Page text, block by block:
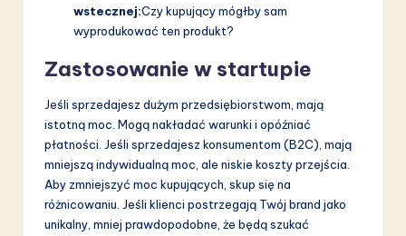
wstecznej:Czy kupujący mógłby sam
wyprodukować ten produkt?
Zastosowanie w startupie
Jeśli sprzedajesz dużym przedsiębiorstwom, mają
istotną moc. Mogą nakładać warunki i opóźniać
płatności. Jeśli sprzedajesz konsumentom (B2C), mają
mniejszą indywidualną moc, ale niskie koszty przejścia.
Aby zmniejszyć moc kupujących, skup się na
różnicowaniu. Jeśli klienci postrzegają Twój brand jako
unikalny, mniej prawdopodobne, że będą szukać